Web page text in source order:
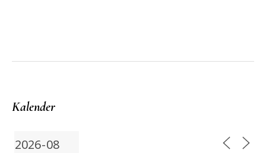
Kalender